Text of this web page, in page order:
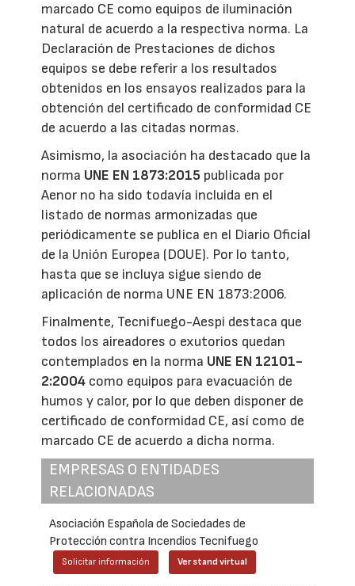
marcado CE como equipos de iluminación
natural de acuerdo a la respectiva norma. La
Declaración de Prestaciones de dichos
equipos se debe referir a los resultados
obtenidos en los ensayos realizados para la
obtención del certificado de conformidad CE
de acuerdo a las citadas normas.
Asimismo, la asociación ha destacado que la
norma UNE EN 1873:2015 publicada por
Aenor no ha sido todavía incluida en el
listado de normas armonizadas que
periódicamente se publica en el Diario Oficial
de la Unión Europea (DOUE). Por lo tanto,
hasta que se incluya sigue siendo de
aplicación de norma UNE EN 1873:2006.
Finalmente, Tecnifuego-Aespi destaca que
todos los aireadores o exutorios quedan
contemplados en la norma UNE EN 12101-
2:2004 como equipos para evacuación de
humos y calor, por lo que deben disponer de
certificado de conformidad CE, así como de
marcado CE de acuerdo a dicha norma.
EMPRESAS O ENTIDADES
RELACIONADAS
Asociación Española de Sociedades de
Protección contra Incendios Tecnifuego
Solicitar información Ver stand virtual